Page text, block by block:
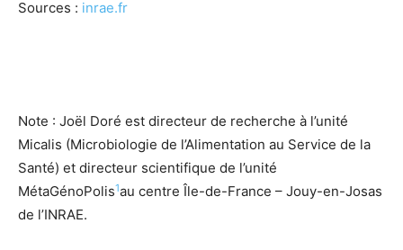
Sources : inrae.fr
Note : Joël Doré est directeur de recherche à l’unité
Micalis (Microbiologie de l’Alimentation au Service de la
Santé) et directeur scientifique de l’unité
MétaGénoPolis1au centre Île-de-France – Jouy-en-Josas
de l’INRAE.